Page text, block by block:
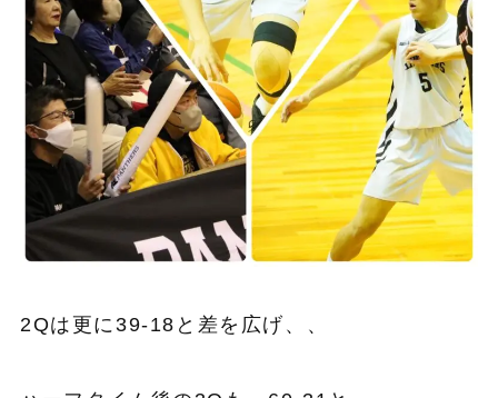
2Qは更に39-18と差を広げ、、